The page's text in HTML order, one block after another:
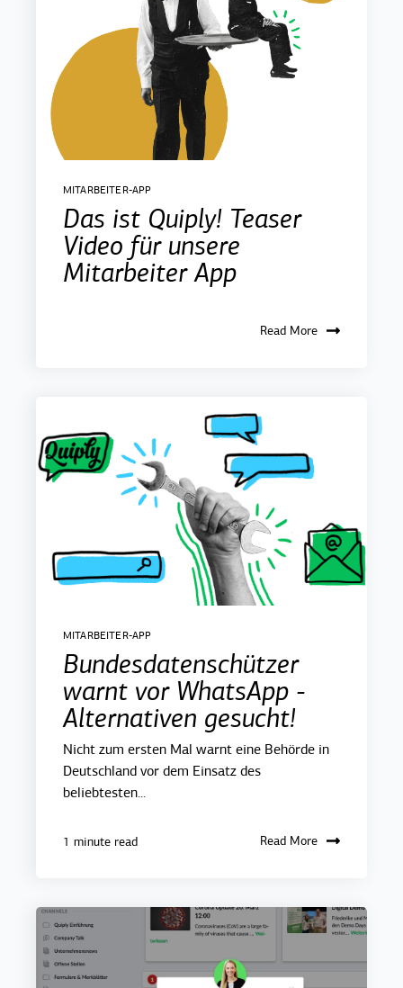
MITARBEITER-APP
Das ist Quiply! Teaser
Video für unsere
Mitarbeiter App
Read More
MITARBEITER-APP
Bundesdatenschützer
warnt vor WhatsApp -
Alternativen gesucht!
Nicht zum ersten Mal warnt eine Behörde in
Deutschland vor dem Einsatz des
beliebtesten...
1 minute read Read More